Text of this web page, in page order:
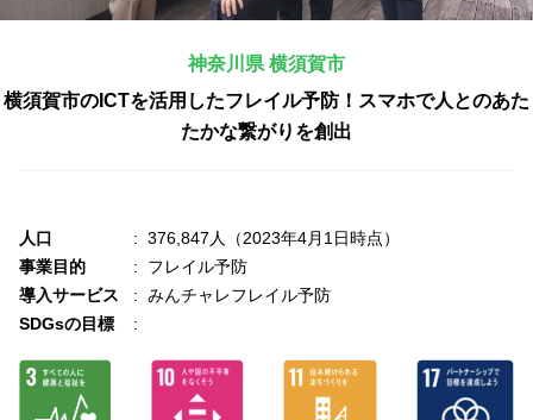
神奈川県 横須賀市
横須賀市のICTを活用したフレイル予防！スマホで人とのあた
たかな繋がりを創出
人口
376,847人（2023年4月1日時点）
事業目的
フレイル予防
導入サービス
みんチャレフレイル予防
SDGsの目標